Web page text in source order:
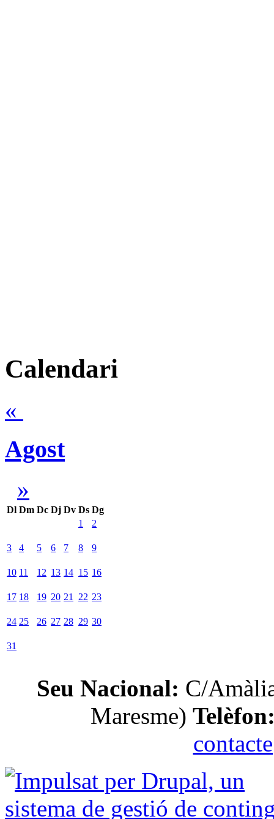
Calendari
«
Agost
»
Dl Dm Dc Dj Dv Ds Dg
1
2
3 4 5 6 7 8 9
10 11 12 13 14 15 16
17 18 19 20 21 22 23
24 25 26 27 28 29 30
31
Seu Nacional: C/
Maresme)